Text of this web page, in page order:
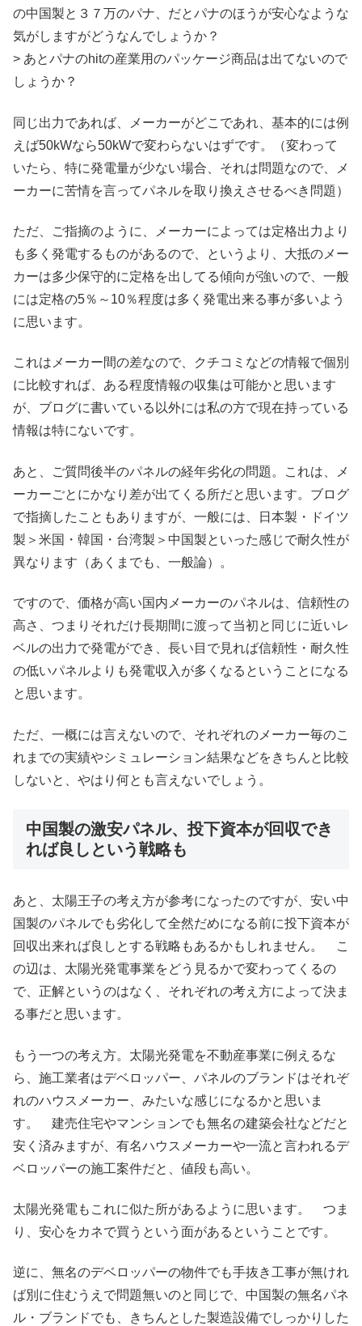
の中国製と３７万のパナ、だとパナのほうが安心なような
気がしますがどうなんでしょうか？
> あとパナのhitの産業用のパッケージ商品は出てないので
しょうか？
同じ出力であれば、メーカーがどこであれ、基本的には例
えば50kWなら50kWで変わらないはずです。（変わって
いたら、特に発電量が少ない場合、それは問題なので、メ
ーカーに苦情を言ってパネルを取り換えさせるべき問題）
ただ、ご指摘のように、メーカーによっては定格出力より
も多く発電するものがあるので、というより、大抵のメー
カーは多少保守的に定格を出してる傾向が強いので、一般
には定格の5％～10％程度は多く発電出来る事が多いよう
に思います。
これはメーカー間の差なので、クチコミなどの情報で個別
に比較すれば、ある程度情報の収集は可能かと思います
が、ブログに書いている以外には私の方で現在持っている
情報は特にないです。
あと、ご質問後半のパネルの経年劣化の問題。これは、メ
ーカーごとにかなり差が出てくる所だと思います。ブログ
で指摘したこともありますが、一般には、日本製・ドイツ
製＞米国・韓国・台湾製＞中国製といった感じで耐久性が
異なります（あくまでも、一般論）。
ですので、価格が高い国内メーカーのパネルは、信頼性の
高さ、つまりそれだけ長期間に渡って当初と同じに近いレ
ベルの出力で発電ができ、長い目で見れば信頼性・耐久性
の低いパネルよりも発電収入が多くなるということになる
と思います。
ただ、一概には言えないので、それぞれのメーカー毎のこ
れまでの実績やシミュレーション結果などをきちんと比較
しないと、やはり何とも言えないでしょう。
中国製の激安パネル、投下資本が回収でき
れば良しという戦略も
あと、太陽王子の考え方が参考になったのですが、安い中
国製のパネルでも劣化して全然だめになる前に投下資本が
回収出来れば良しとする戦略もあるかもしれません。 こ
の辺は、太陽光発電事業をどう見るかで変わってくるの
で、正解というのはなく、それぞれの考え方によって決ま
る事だと思います。
もう一つの考え方。太陽光発電を不動産事業に例えるな
ら、施工業者はデベロッパー、パネルのブランドはそれぞ
れのハウスメーカー、みたいな感じになるかと思いま
す。 建売住宅やマンションでも無名の建築会社などだと
安く済みますが、有名ハウスメーカーや一流と言われるデ
ベロッパーの施工案件だと、値段も高い。
太陽光発電もこれに似た所があるように思います。 つま
り、安心をカネで買うという面があるということです。
逆に、無名のデベロッパーの物件でも手抜き工事が無けれ
ば別に住むうえで問題無いのと同じで、中国製の無名パネ
ル・ブランドでも、きちんとした製造設備でしっかりした